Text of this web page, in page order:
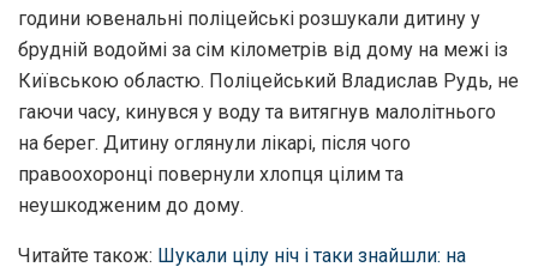
години ювенальні поліцейські розшукали дитину у
брудній водоймі за сім кілометрів від дому на межі із
Київською областю. Поліцейський Владислав Рудь, не
гаючи часу, кинувся у воду та витягнув малолітнього
на берег. Дитину оглянули лікарі, після чого
правоохоронці повернули хлопця цілим та
неушкодженим до дому.
Читайте також: Шукали цілу ніч і таки знайшли: на